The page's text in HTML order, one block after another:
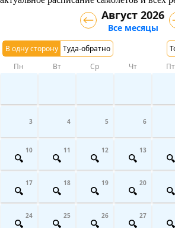
В одну сторону Туда-обратно
Август 2026
Все месяцы
Пн Вт Ср Чт Пт
3 4 5 6
10 11 12 13
17 18 19 20
24 25 26 27